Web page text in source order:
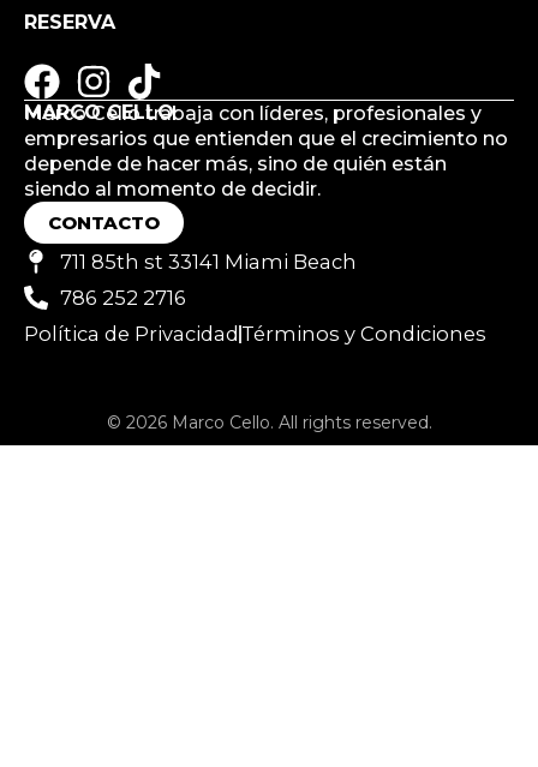
RESERVA
MARCO CELLO
Marco Cello trabaja con líderes, profesionales y
empresarios que entienden que el crecimiento no
depende de hacer más, sino de quién están
siendo al momento de decidir.
CONTACTO
711 85th st 33141 Miami Beach
786 252 2716
Política de Privacidad Términos y Condiciones
© 2026 Marco Cello. All rights reserved.